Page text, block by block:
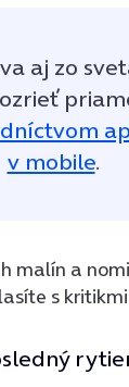
aj zo
v mobile.
malín a
s